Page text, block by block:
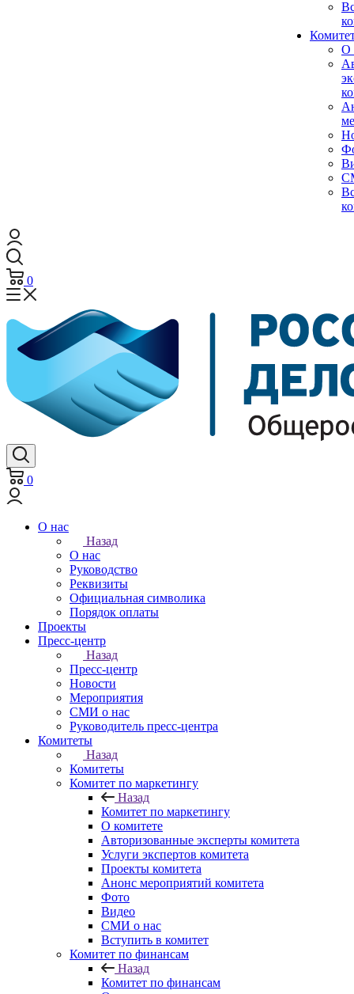
О
0
0
О нас
Назад
О нас
Руководство
Реквизиты
Официальная символика
Порядок оплаты
Проекты
Пресс-центр
Назад
Пресс-центр
Новости
Мероприятия
СМИ о нас
Руководитель пресс-центра
Комитеты
Назад
Комитеты
Комитет по маркетингу
Назад
Комитет по маркетингу
О комитете
Авторизованные эксперты комитета
Услуги экспертов комитета
Проекты комитета
Анонс мероприятий комитета
Фото
Видео
СМИ о нас
Вступить в комитет
Комитет по финансам
Назад
Комитет по финансам